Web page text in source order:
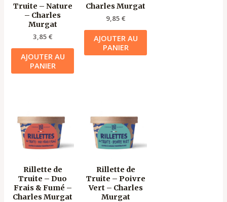
Truite – Nature
– Charles
Murgat
3,85 €
AJOUTER AU
PANIER
Charles Murgat
9,85 €
AJOUTER AU
PANIER
Rillette de
Truite – Duo
Frais & Fumé –
Charles Murgat
Rillette de
Truite – Poivre
Vert – Charles
Murgat